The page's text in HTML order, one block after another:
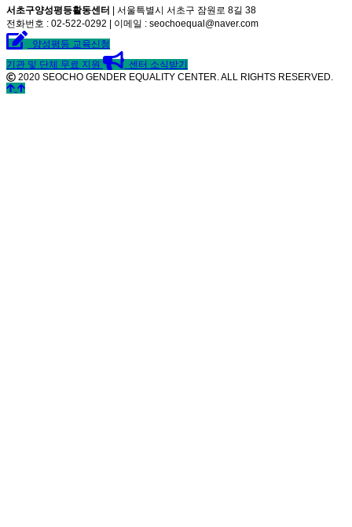
서초구양성평등활동센터
| 서울특별시 서초구 잠원로 8길 38
전화번호 : 02-522-0292 | 이메일 : seochoequal@naver.com
양성평등 교육신청
기관 및 단체 무료 지원
센터 소식받기
2020 SEOCHO GENDER EQUALITY CENTER. ALL RIGHTS RESERVED.
©